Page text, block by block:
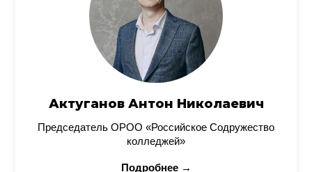
Актуганов Антон Николаевич
Председатель ОРОО «Российское Содружество
колледжей»
Подробнее →